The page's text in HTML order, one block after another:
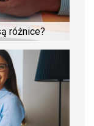
różnice?